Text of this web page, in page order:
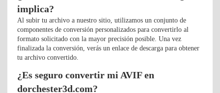
implica?
Al subir tu archivo a nuestro sitio, utilizamos un conjunto de
componentes de conversión personalizados para convertirlo al
formato solicitado con la mayor precisión posible. Una vez
finalizada la conversión, verás un enlace de descarga para obtener
tu archivo convertido.
¿Es seguro convertir mi AVIF en
dorchester3d.com?